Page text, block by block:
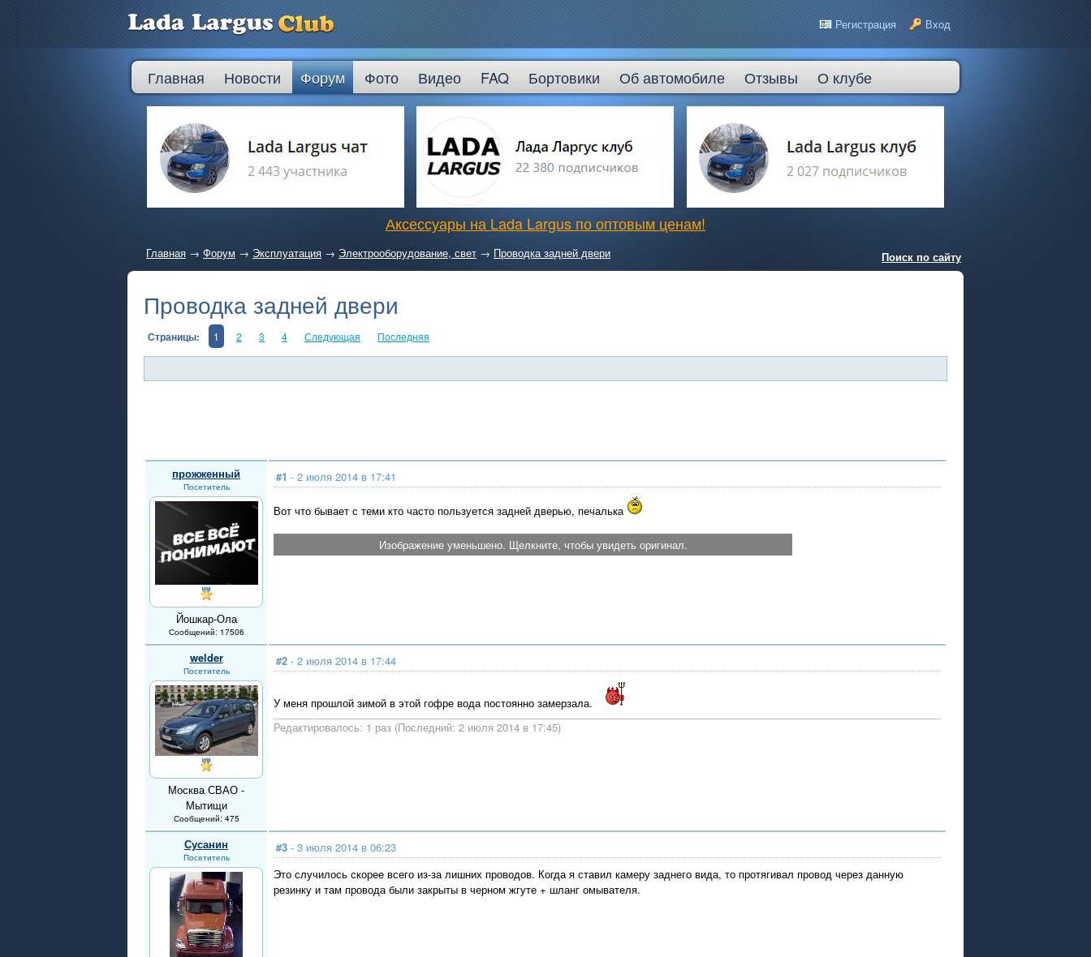
Регистрация Вход
Главная Новости Форум Фото Видео FAQ Бортовики Об автомобиле Отзывы О клубе
Аксессуары на Lada Largus по оптовым ценам!
Главная → Форум → Эксплуатация → Электрооборудование, свет → Проводка задней двери Поиск по сайту
Проводка задней двери
Страницы: 1 2 3 4 Следующая Последняя
прожженный
Посетитель
Йошкар-Ола
Сообщений: 17506
#1 - 2 июля 2014 в 17:41
Вот что бывает с теми кто часто пользуется задней дверью, печалька
Изображение уменьшено. Щелкните, чтобы увидеть оригинал.
welder
Посетитель
Москва СВАО -
Мытищи
Сообщений: 475
#2 - 2 июля 2014 в 17:44
У меня прошлой зимой в этой гофре вода постоянно замерзала.
Редактировалось: 1 раз (Последний: 2 июля 2014 в 17:45)
Сусанин
Посетитель
#3 - 3 июля 2014 в 06:23
Это случилось скорее всего из-за лишних проводов. Когда я ставил камеру заднего вида, то протягивал провод через данную
резинку и там провода были закрыты в черном жгуте + шланг омывателя.